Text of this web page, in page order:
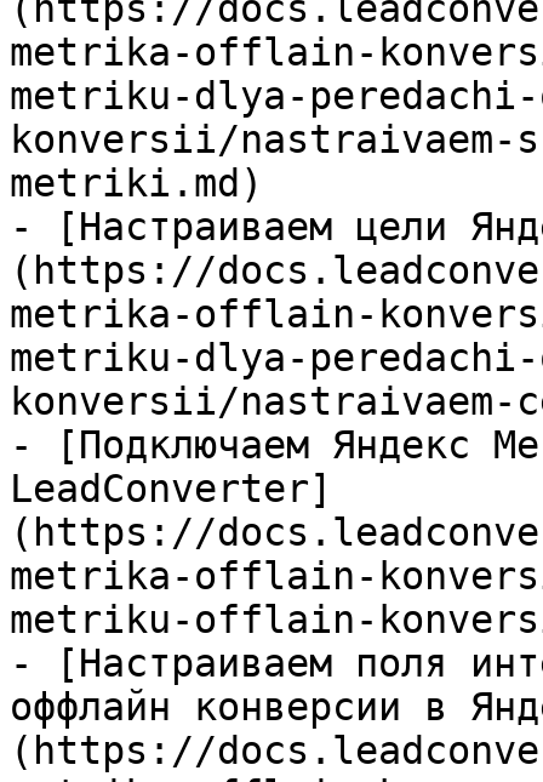
metrika-offlain-
metriku-dlya-
konversii/nastraivaem-
metriki.md)
- [Настраиваем цели
(https://
metrika-offlain-
metriku-dlya-
konversii/nastraivaem-
- [Подключаем Яндекс
LeadConverter]
(https://
metrika-offlain-
metriku-offlain-
- [Настраиваем поля
оффлайн конверсии в
(https://